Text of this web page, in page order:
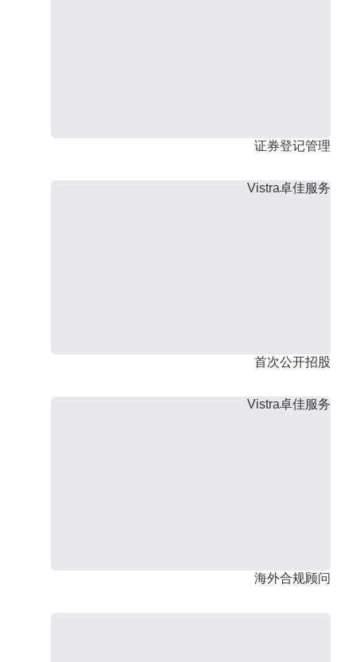
证券登记管理
Vistra卓佳服务
首次公开招股
Vistra卓佳服务
海外合规顾问